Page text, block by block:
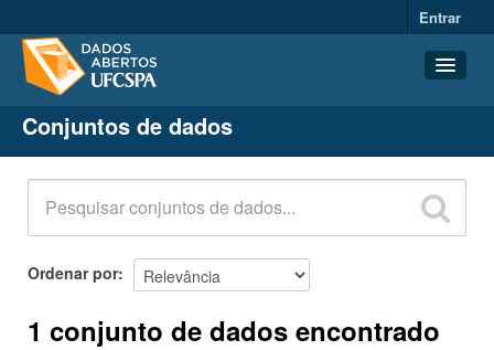
Entrar
Conjuntos de dados
Organizações
Grupos
Sobre
Conjuntos de dados
Ordenar por
1 conjunto de dados encontrado